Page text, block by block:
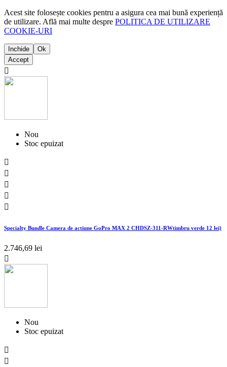
Acest site folosește cookies pentru a asigura cea mai bună experiență
de utilizare. Află mai multe despre POLITICA DE UTILIZARE
COOKIE-URI
Inchide
Ok
Accept

Nou
Stoc epuizat





Specialty Bundle Camera de actiune GoPro MAX 2 CHDSZ-311-RWtimbru verde 12 lei)
2.746,69 lei

Nou
Stoc epuizat

